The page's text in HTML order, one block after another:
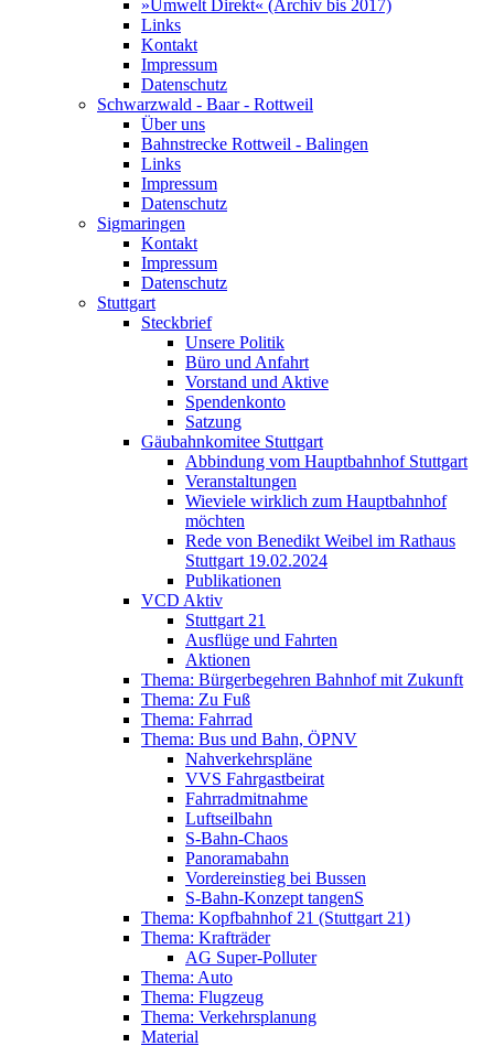
»Umwelt Direkt« (Archiv bis 2017)
Links
Kontakt
Impressum
Datenschutz
Schwarzwald - Baar - Rottweil
Über uns
Bahnstrecke Rottweil - Balingen
Links
Impressum
Datenschutz
Sigmaringen
Kontakt
Impressum
Datenschutz
Stuttgart
Steckbrief
Unsere Politik
Büro und Anfahrt
Vorstand und Aktive
Spendenkonto
Satzung
Gäubahnkomitee Stuttgart
Abbindung vom Hauptbahnhof Stuttgart
Veranstaltungen
Wieviele wirklich zum Hauptbahnhof
möchten
Rede von Benedikt Weibel im Rathaus
Stuttgart 19.02.2024
Publikationen
VCD Aktiv
Stuttgart 21
Ausflüge und Fahrten
Aktionen
Thema: Bürgerbegehren Bahnhof mit Zukunft
Thema: Zu Fuß
Thema: Fahrrad
Thema: Bus und Bahn, ÖPNV
Nahverkehrspläne
VVS Fahrgastbeirat
Fahrradmitnahme
Luftseilbahn
S-Bahn-Chaos
Panoramabahn
Vordereinstieg bei Bussen
S-Bahn-Konzept tangenS
Thema: Kopfbahnhof 21 (Stuttgart 21)
Thema: Krafträder
AG Super-Polluter
Thema: Auto
Thema: Flugzeug
Thema: Verkehrsplanung
Material